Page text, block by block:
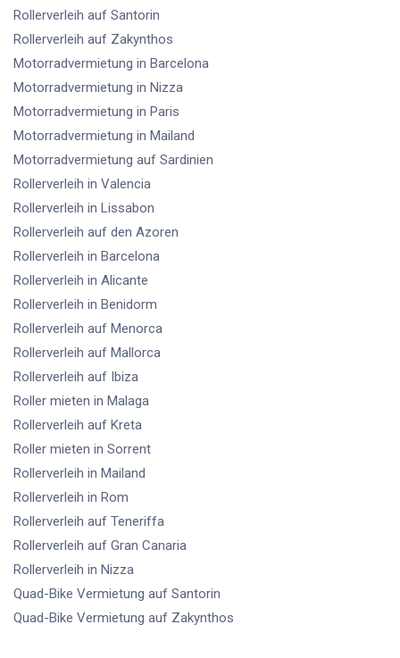
Rollerverleih auf Santorin
Rollerverleih auf Zakynthos
Motorradvermietung in Barcelona
Motorradvermietung in Nizza
Motorradvermietung in Paris
Motorradvermietung in Mailand
Motorradvermietung auf Sardinien
Rollerverleih in Valencia
Rollerverleih in Lissabon
Rollerverleih auf den Azoren
Rollerverleih in Barcelona
Rollerverleih in Alicante
Rollerverleih in Benidorm
Rollerverleih auf Menorca
Rollerverleih auf Mallorca
Rollerverleih auf Ibiza
Roller mieten in Malaga
Rollerverleih auf Kreta
Roller mieten in Sorrent
Rollerverleih in Mailand
Rollerverleih in Rom
Rollerverleih auf Teneriffa
Rollerverleih auf Gran Canaria
Rollerverleih in Nizza
Quad-Bike Vermietung auf Santorin
Quad-Bike Vermietung auf Zakynthos